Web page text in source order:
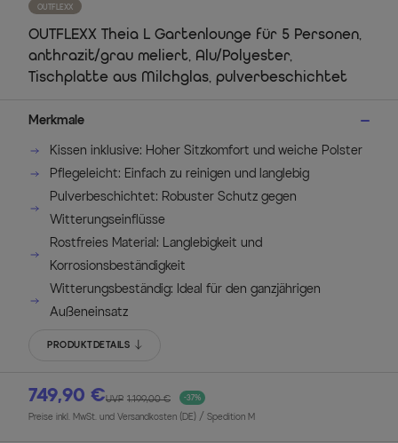
OUTFLEXX
OUTFLEXX Theia L Gartenlounge für 5 Personen,
anthrazit/grau meliert, Alu/Polyester,
Tischplatte aus Milchglas, pulverbeschichtet
Merkmale
Kissen inklusive: Hoher Sitzkomfort und weiche Polster
Pflegeleicht: Einfach zu reinigen und langlebig
Pulverbeschichtet: Robuster Schutz gegen
Witterungseinflüsse
Rostfreies Material: Langlebigkeit und
Korrosionsbeständigkeit
Witterungsbeständig: Ideal für den ganzjährigen
Außeneinsatz
PRODUKTDETAILS
749,90 € -37%
UVP 1.199,00 €
Preise inkl. MwSt. und Versandkosten (DE) / Spedition M